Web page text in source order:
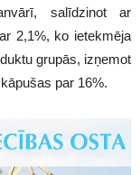
salīdzinot ar
2,1%, ko ietekmēja
grupās, izņemot
par 16%.